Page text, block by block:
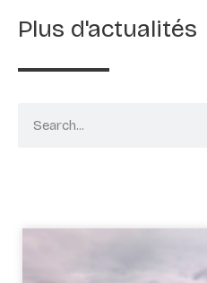
Plus d'actualités